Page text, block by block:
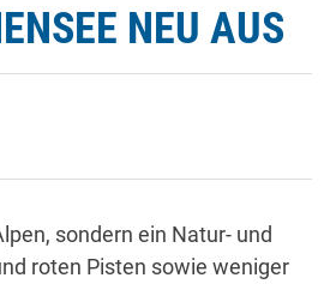
NEU AUS
sondern ein Natur- und
roten Pisten sowie weniger